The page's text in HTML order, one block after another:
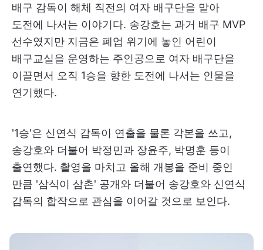
배구 감독이 해체 직전의 여자 배구단을 맡아
도전에 나서는 이야기다. 송강호는 과거 배구 MVP
선수였지만 지금은 폐업 위기에 놓인 어린이
배구교실을 운영하는 주인공으로 여자 배구단을
이끌면서 오직 1승을 향한 도전에 나서는 인물을
연기했다.
'1승'은 신연식 감독이 연출을 물론 각본을 쓰고,
송강호와 더불어 박정민과 장윤주, 박명훈 등이
출연했다. 촬영을 마치고 올해 개봉을 준비 중인
만큼 '삼식이 삼촌' 공개와 더불어 송강호와 신연식
감독의 합작으로 관심을 이어갈 것으로 보인다.